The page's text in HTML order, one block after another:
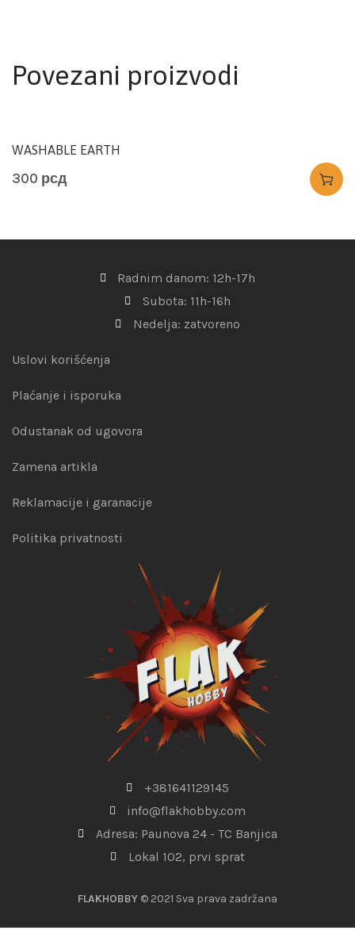
Povezani proizvodi
WASHABLE EARTH
300 рсд
Radnim danom: 12h-17h
Subota: 11h-16h
Nedelja: zatvoreno
Uslovi korišćenja
Plaćanje i isporuka
Odustanak od ugovora
Zamena artikla
Reklamacije i garanacije
Politika privatnosti
+381641129145
info@flakhobby.com
Adresa: Paunova 24 - TC Banjica
Lokal 102, prvi sprat
FLAKHOBBY © 2021 Sva prava zadržana